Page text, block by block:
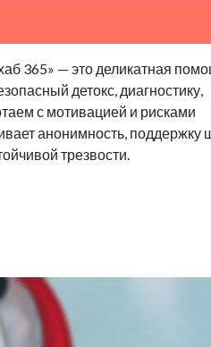
365» — это деликатная
детокс, диагностику,
с мотивацией и рисками
анонимность, поддержку
трезвости.